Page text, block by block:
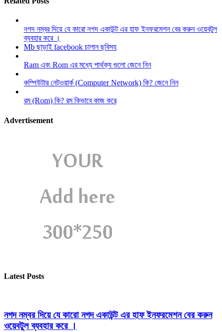
নগদ নম্বর দিয়ে যে কারো নগদ একাউন্ট এর হাফ ইনফরমেশন বের করুন ওয়েবটুল
ব্যবহার করে ।
Mb ছাড়াই facebook চালান ছবিসহ
Ram এবং Rom এর মধ্যে পার্থক্য গুলো জেনে নিন
কম্পিউটার নেটওয়ার্ক (Computer Network) কি? জেনে নিন
রম (Rom) কি? রম কিভাবে কাজ করে
Advertisement
Latest Posts
নগদ নম্বর দিয়ে যে কারো নগদ একাউন্ট এর হাফ ইনফরমেশন বের করুন
ওয়েবটুল ব্যবহার করে ।